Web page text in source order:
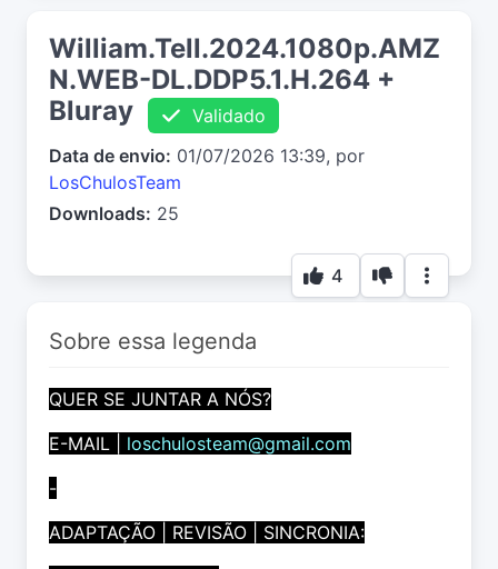
William.Tell.2024.1080p.AMZ
N.WEB-DL.DDP5.1.H.264 +
Bluray
Validado
Data de envio: 01/07/2026 13:39, por
LosChulosTeam
Downloads: 25
4
Sobre essa legenda
QUER SE JUNTAR A NÓS?
E-MAIL |
loschulosteam@gmail.com
-
ADAPTAÇÃO | REVISÃO | SINCRONIA: